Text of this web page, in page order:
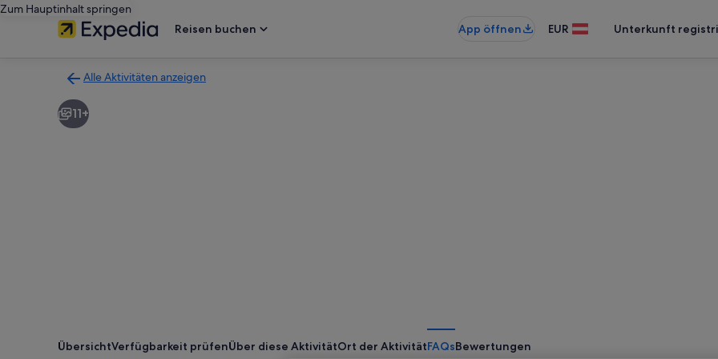
Zum Hauptinhalt springen
Reisen buchen
App öffnen EUR Unterkunft
Alle Aktivitäten anzeigen
zur
Ergebnisseite
11+
ÜbersichtVerfügbarkeit prüfenÜber diese AktivitätOrt der AktivitätFAQsBewertungen